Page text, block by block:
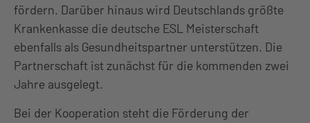
fördern. Darüber hinaus wird Deutschlands größte
Krankenkasse die deutsche ESL Meisterschaft
ebenfalls als Gesundheitspartner unterstützen. Die
Partnerschaft ist zunächst für die kommenden zwei
Jahre ausgelegt.
Bei der Kooperation steht die Förderung der